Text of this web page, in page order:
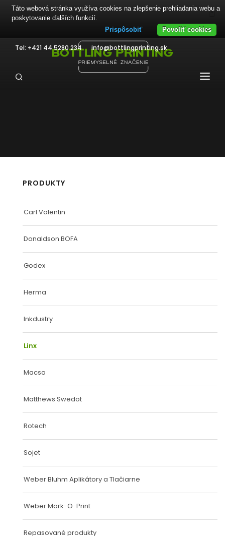
Tel: +421 44 5280 234 info@bottlingprinting.sk
NA STIAHNUTIE
O NÁS
PRODUKTY
Carl Valentin
Donaldson BOFA
Godex
Herma
Inkdustry
Linx
Macsa
Matthews Swedot
Rotech
Sojet
Weber Bluhm Aplikátory a Tlačiarne
Weber Mark-O-Print
Repasované produkty
×
Táto webová stránka využíva cookies na zlepšenie prehliadania webu a
poskytovanie ďalších funkcií.
Povoliť cookies
Prispôsobiť